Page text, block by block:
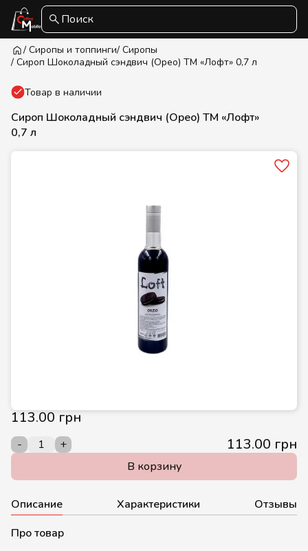
Поиск
/ Сиропы и топпинги/ Сиропы
/ Сироп Шоколадный сэндвич (Орео) ТМ «Лофт» 0,7 л
Товар в наличии
Сироп Шоколадный сэндвич (Орео) ТМ «Лофт»
0,7 л
113.00 грн
- + 113.00 грн
В корзину
Описание Характеристики
Отзывы
Про товар